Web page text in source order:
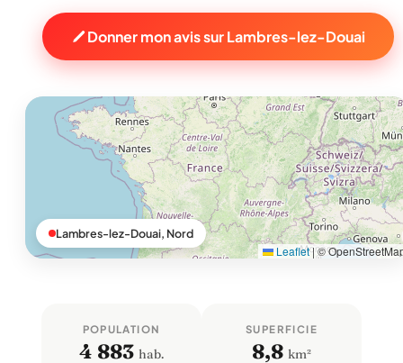
Donner mon avis sur Lambres-lez-Douai
Leaflet|©
Lambres-lez-Douai, Nord
POPULATION
4 883 hab.
SUPERFICIE
8,8 km²